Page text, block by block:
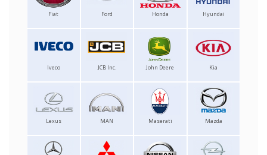
Fiat Ford Honda Hyundai
Iveco JCB Inc. John Deere Kia
Lexus MAN Maserati Mazda